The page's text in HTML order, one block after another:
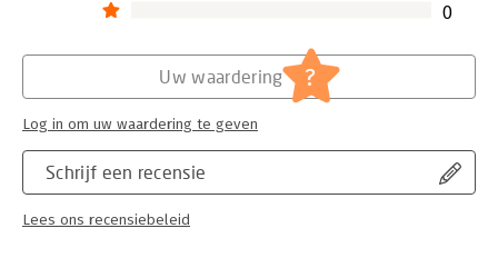
0
Schrijf een recensie
Lees ons recensiebeleid
Uw waardering ?
Log in om uw waardering te geven